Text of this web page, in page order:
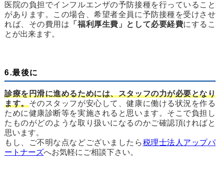
医院の負担でインフルエンザの予防接種を行っていること
があります。この場合、希望者全員に予防接種を受けさせ
れば、その費用は 「福利厚生費」として必要経費にするこ
とが出来ます。
6.最後に
診療を円滑に進めるためには、スタッフの力が必要となり
ます。そのスタッフが安心して、健康に働ける状況を作る
ために健康診断等を実施されると思います。そこで負担し
たものがどのような取り扱いになるのかご確認頂ければと
思います。
もし、ご不明な点などございましたら税理士法人アップパ
ートナーズへお気軽にご相談下さい。